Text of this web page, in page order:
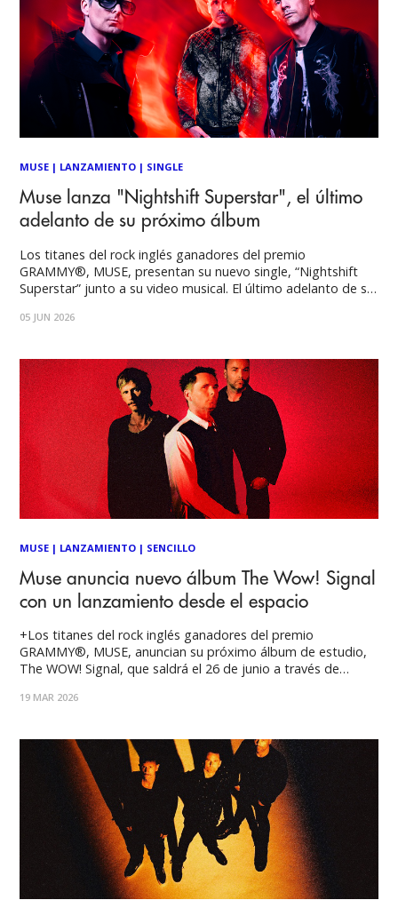
MUSE | LANZAMIENTO | SINGLE
Muse lanza "Nightshift Superstar", el último
adelanto de su próximo álbum
Los titanes del rock inglés ganadores del premio
GRAMMY®, MUSE, presentan su nuevo single, “Nightshift
Superstar” junto a su video musical. El último adelanto de su
llega mientras la banda se prepara para embarcarse en una
05 JUN 2026
MUSE | LANZAMIENTO | SENCILLO
Muse anuncia nuevo álbum The Wow! Signal
con un lanzamiento desde el espacio
+Los titanes del rock inglés ganadores del premio
GRAMMY®, MUSE, anuncian su próximo álbum de estudio,
The WOW! Signal, que saldrá el 26 de junio a través de
anuncio se realizó desde el espacio, la banda envió una
19 MAR 2026